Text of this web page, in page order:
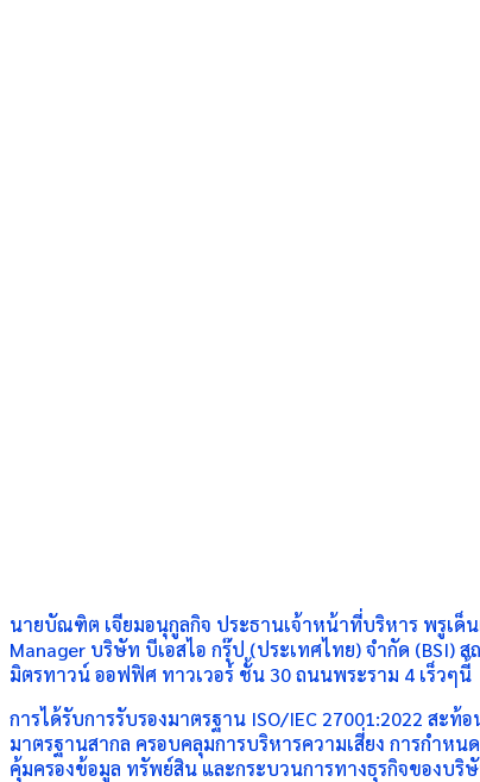
นายบัณฑิต เจียมอนุกูลกิจ ประธานเจ้าหน้าที่บริหาร พรูเด็
Manager บริษัท บีเอสไอ กรุ๊ป (ประเทศไทย) จำกัด
มิตรทาวน์ ออฟฟิศ ทาวเวอร์ ชั้น 30 ถนนพระราม 4 เร็วๆนี้
การได้รับการรับรองมาตรฐาน ISO/IEC 27001:2022 ส
มาตรฐานสากล ครอบคลุมการบริหารความเสี่ยง การกำห
คุ้มครองข้อมูล ทรัพย์สิน และกระบวนการทางธุรกิจของบ